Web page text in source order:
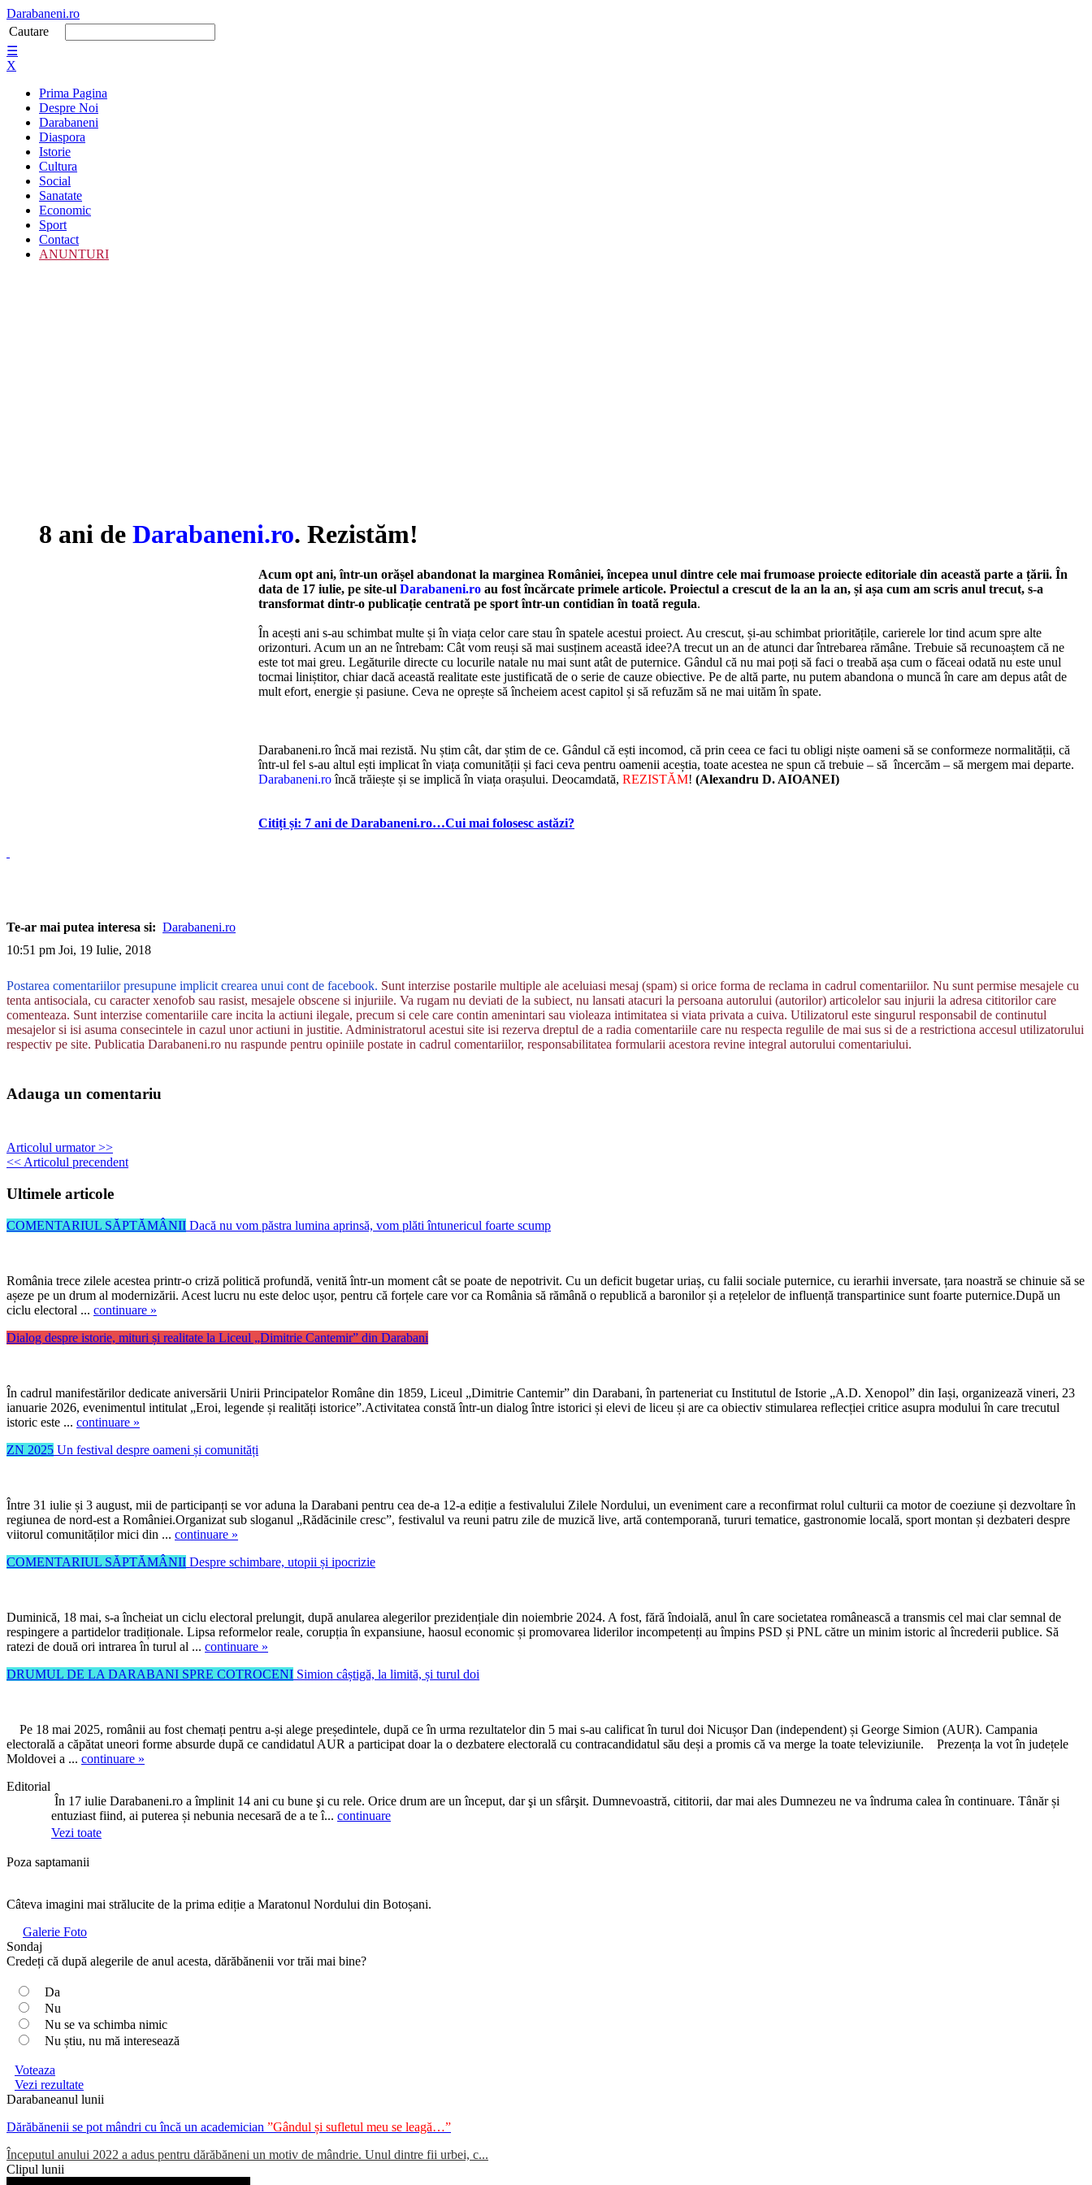
Darabaneni.ro
Cautare
☰
X
Prima Pagina
Despre Noi
Darabaneni
Diaspora
Istorie
Cultura
Social
Sanatate
Economic
Sport
Contact
ANUNTURI
8 ani de Darabaneni.ro. Rezistăm!
Acum opt ani, într-un orășel abandonat la marginea României, începea unul dintre cele mai frumoase proiecte editoriale din această parte a țării. În
data de 17 iulie, pe site-ul Darabaneni.ro au fost încărcate primele articole. Proiectul a crescut de la an la an, și așa cum am scris anul trecut, s-a
transformat dintr-o publicație centrată pe sport într-un contidian în toată regula.
În acești ani s-au schimbat multe și în viața celor care stau în spatele acestui proiect. Au crescut, și-au schimbat prioritățile, carierele lor tind acum spre alte
orizonturi. Acum un an ne întrebam: Cât vom reuși să mai susținem această idee?A trecut un an de atunci dar întrebarea rămâne. Trebuie să recunoaștem că ne
este tot mai greu. Legăturile directe cu locurile natale nu mai sunt atât de puternice. Gândul că nu mai poți să faci o treabă așa cum o făceai odată nu este unul
tocmai liniștitor, chiar dacă această realitate este justificată de o serie de cauze obiective. Pe de altă parte, nu putem abandona o muncă în care am depus atât de
mult efort, energie și pasiune. Ceva ne oprește să încheiem acest capitol și să refuzăm să ne mai uităm în spate.
Darabaneni.ro încă mai rezistă. Nu știm cât, dar știm de ce. Gândul că ești incomod, că prin ceea ce faci tu obligi niște oameni să se conformeze normalității, că
într-ul fel s-au altul ești implicat în viața comunității și faci ceva pentru oamenii aceștia, toate acestea ne spun că trebuie – să încercăm – să mergem mai departe.
Darabaneni.roîncă trăiește și se implică în viața orașului. Deocamdată, REZISTĂM! (Alexandru D. AIOANEI)
Citiți și: 7 ani de Darabaneni.ro…Cui mai folosesc astăzi?
Te-ar mai putea interesa si: Darabaneni.ro
10:51 pm Joi, 19 Iulie, 2018
Postarea comentariilor presupune implicit crearea unui cont de facebook. Sunt interzise postarile multiple ale aceluiasi mesaj (spam) si orice forma de reclama in cadrul comentariilor. Nu sunt permise mesajele cu
tenta antisociala, cu caracter xenofob sau rasist, mesajele obscene si injuriile. Va rugam nu deviati de la subiect, nu lansati atacuri la persoana autorului (autorilor) articolelor sau injurii la adresa cititorilor care
comenteaza. Sunt interzise comentariile care incita la actiuni ilegale, precum si cele care contin amenintari sau violeaza intimitatea si viata privata a cuiva. Utilizatorul este singurul responsabil de continutul
mesajelor si isi asuma consecintele in cazul unor actiuni in justitie. Administratorul acestui site isi rezerva dreptul de a radia comentariile care nu respecta regulile de mai sus si de a restrictiona accesul utilizatorului
respectiv pe site. Publicatia Darabaneni.ro nu raspunde pentru opiniile postate in cadrul comentariilor, responsabilitatea formularii acestora revine integral autorului comentariului.
Adauga un comentariu
Articolul urmator >>
<< Articolul precendent
Ultimele articole
COMENTARIUL SĂPTĂMÂNII Dacă nu vom păstra lumina aprinsă, vom plăti întunericul foarte scump
România trece zilele acestea printr-o criză politică profundă, venită într-un moment cât se poate de nepotrivit. Cu un deficit bugetar uriaș, cu falii sociale puternice, cu ierarhii inversate, țara noastră se chinuie să se
așeze pe un drum al modernizării. Acest lucru nu este deloc ușor, pentru că forțele care vor ca România să rămână o republică a baronilor și a rețelelor de influență transpartinice sunt foarte puternice.După un
ciclu electoral ... continuare »
Dialog despre istorie, mituri și realitate la Liceul „Dimitrie Cantemir” din Darabani
În cadrul manifestărilor dedicate aniversării Unirii Principatelor Române din 1859, Liceul „Dimitrie Cantemir” din Darabani, în parteneriat cu Institutul de Istorie „A.D. Xenopol” din Iași, organizează vineri, 23
ianuarie 2026, evenimentul intitulat „Eroi, legende și realități istorice”.Activitatea constă într-un dialog între istorici și elevi de liceu și are ca obiectiv stimularea reflecției critice asupra modului în care trecutul
istoric este ... continuare »
ZN 2025 Un festival despre oameni și comunități
Între 31 iulie și 3 august, mii de participanți se vor aduna la Darabani pentru cea de-a 12-a ediție a festivalului Zilele Nordului, un eveniment care a reconfirmat rolul culturii ca motor de coeziune și dezvoltare în
regiunea de nord-est a României.Organizat sub sloganul „Rădăcinile cresc”, festivalul va reuni patru zile de muzică live, artă contemporană, tururi tematice, gastronomie locală, sport montan și dezbateri despre
viitorul comunităților mici din ... continuare »
COMENTARIUL SĂPTĂMÂNII Despre schimbare, utopii și ipocrizie
Duminică, 18 mai, s-a încheiat un ciclu electoral prelungit, după anularea alegerilor prezidențiale din noiembrie 2024. A fost, fără îndoială, anul în care societatea românească a transmis cel mai clar semnal de
respingere a partidelor tradiționale. Lipsa reformelor reale, corupția în expansiune, haosul economic și promovarea liderilor incompetenți au împins PSD și PNL către un minim istoric al încrederii publice. Să
ratezi de două ori intrarea în turul al ... continuare »
DRUMUL DE LA DARABANI SPRE COTROCENI Simion câștigă, la limită, și turul doi
Pe 18 mai 2025, românii au fost chemați pentru a-și alege președintele, după ce în urma rezultatelor din 5 mai s-au calificat în turul doi Nicușor Dan (independent) și George Simion (AUR). Campania
electorală a căpătat uneori forme absurde după ce candidatul AUR a participat doar la o dezbatere electorală cu contracandidatul său deși a promis că va merge la toate televiziunile. Prezența la vot în județele
Moldovei a ... continuare »
Editorial
În 17 iulie Darabaneni.ro a împlinit 14 ani cu bune şi cu rele. Orice drum are un început, dar şi un sfârşit. Dumnevoastră, cititorii, dar mai ales Dumnezeu ne va îndruma calea în continuare. Tânăr și
entuziast fiind, ai puterea și nebunia necesară de a te î... continuare
Vezi toate
Poza saptamanii
Câteva imagini mai strălucite de la prima ediție a Maratonul Nordului din Botoșani.
Galerie Foto
Sondaj
Credeți că după alegerile de anul acesta, dărăbănenii vor trăi mai bine?
Da
Nu
Nu se va schimba nimic
Nu știu, nu mă interesează
Voteaza
Vezi rezultate
Darabaneanul lunii
Dărăbănenii se pot mândri cu încă un academician ”Gândul și sufletul meu se leagă…”
Începutul anului 2022 a adus pentru dărăbăneni un motiv de mândrie. Unul dintre fii urbei, c...
Clipul lunii